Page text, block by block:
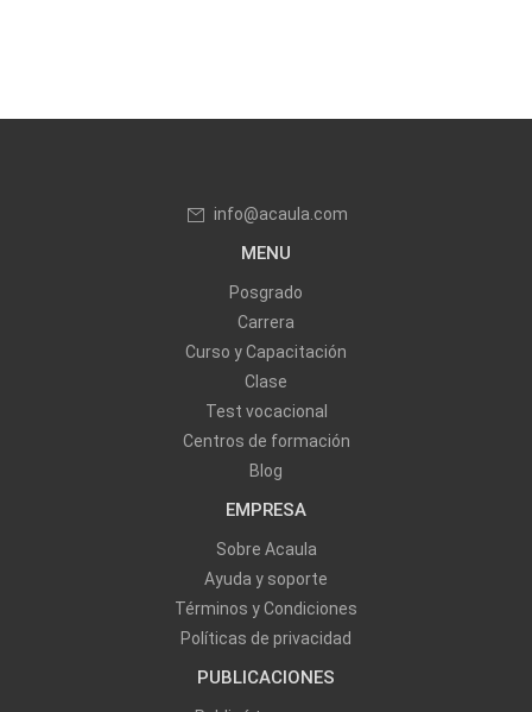
info@acaula.com
MENU
Posgrado
Carrera
Curso y Capacitación
Clase
Test vocacional
Centros de formación
Blog
EMPRESA
Sobre Acaula
Ayuda y soporte
Términos y Condiciones
Políticas de privacidad
PUBLICACIONES